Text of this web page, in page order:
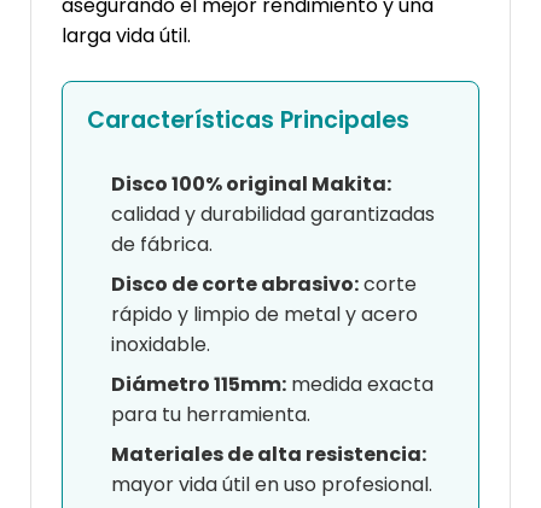
larga vida útil.
Características Principales
Disco 100% original Makita:
calidad y durabilidad garantizadas
de fábrica.
Disco de corte abrasivo:corte
rápido y limpio de metal y acero
inoxidable.
Diámetro 115mm: medida exacta
para tu herramienta.
Materiales de alta resistencia:
mayor vida útil en uso profesional.